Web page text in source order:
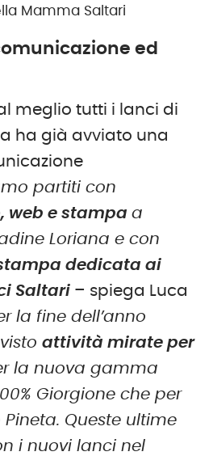
Mamma Saltari
ed
meglio tutti i lanci di
ha già avviato una
partiti con
web e stampa a
Loriana e con
dedicata ai
Saltari – spiega Luca
la fine dell’anno
attività mirate per
la nuova gamma
Giorgione che per
Queste ultime
i nuovi lanci nel